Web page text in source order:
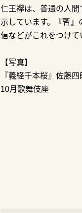
仁王襷は、普通の人
示しています。『暫
信などがこれをつけて
【写真】
『義経千本桜』佐藤
10月歌舞伎座